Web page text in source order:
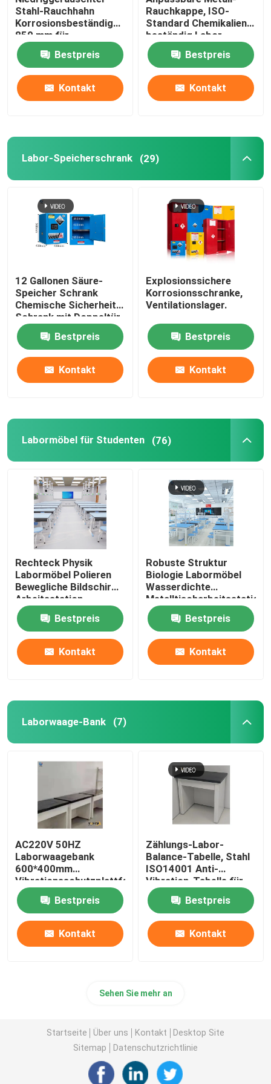
Stahl-Rauchhahn
Korrosionsbeständig
850 mm für
Laborforschung
Bestpreis
Kontakt
Rauchkappe, ISO-
Standard Chemikalien-
beständig Labor-
Rauchkappe
Bestpreis
Kontakt
Labor-Speicherschrank (29)
12 Gallonen Säure-
Speicher Schrank
Chemische Sicherheit
Schrank mit Doppeltür
Bestpreis
Kontakt
Explosionssichere
Korrosionsschranke,
Ventilationslager.
Bestpreis
Kontakt
Labormöbel für Studenten (76)
Rechteck Physik
Labormöbel Polieren
Bewegliche Bildschirm-
Arbeitsstation
Bestpreis
Kontakt
Robuste Struktur
Biologie Labormöbel
Wasserdichte
Metalltischarbeitsstation
Bestpreis
Kontakt
Laborwaage-Bank (7)
AC220V 50HZ
Laborwaagebank
600*400mm
Vibrationsschutzplattform
Bestpreis
Kontakt
Zählungs-Labor-
Balance-Tabelle, Stahl
ISO14001 Anti-
Vibration-Tabelle für
die Balance
Bestpreis
Kontakt
Sehen Sie mehr an
Startseite Über uns Kontakt
Desktop Site
Sitemap
Datenschutzrichtlinie